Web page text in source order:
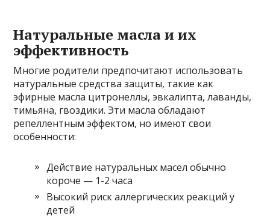
Натуральные масла и их
эффективность
Многие родители предпочитают использовать
натуральные средства защиты, такие как
эфирные масла цитронеллы, эвкалипта, лаванды,
тимьяна, гвоздики. Эти масла обладают
репеллентным эффектом, но имеют свои
особенности:
Действие натуральных масел обычно
короче — 1-2 часа
Высокий риск аллергических реакций у
детей